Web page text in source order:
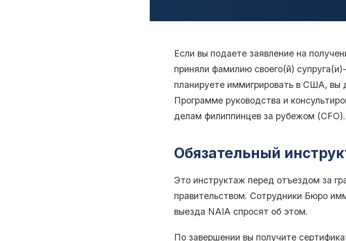
Если вы подаете заявление на
приняли фамилию своего(й)
планируете иммигрировать в США, вы
Программе руководства и
делам филиппинцев за рубежом (CFO).
Обязательный
Это инструктаж перед отъездом за
правительством. Сотрудники Бюро
выезда NAIA спросят об этом.
По завершении вы получите